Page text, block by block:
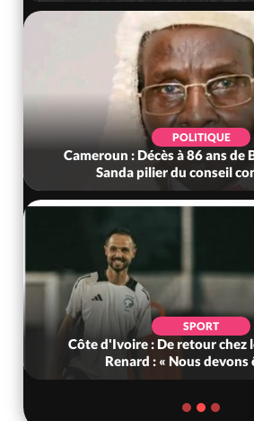
POLITIQUE
Cameroun : Décès à 86 ans de
Sanda pilier du conseil
SPORT
Côte d'Ivoire : De retour chez
Renard : « Nous devons